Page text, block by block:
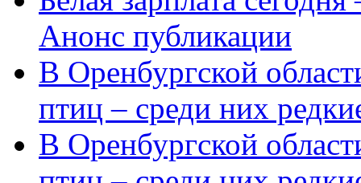
Анонс публикации
В Оренбургской
птиц – среди них
В Оренбургской